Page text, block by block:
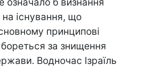
на існування, що
принципові
за знищення
Водночас Ізраїль